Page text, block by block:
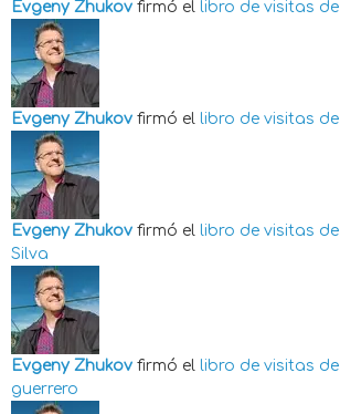
Evgeny Zhukov firmó el libro de visitas de
Evgeny Zhukov firmó el libro de visitas de
Evgeny Zhukov firmó el libro de visitas de
Silva
Evgeny Zhukov firmó el libro de visitas de
guerrero